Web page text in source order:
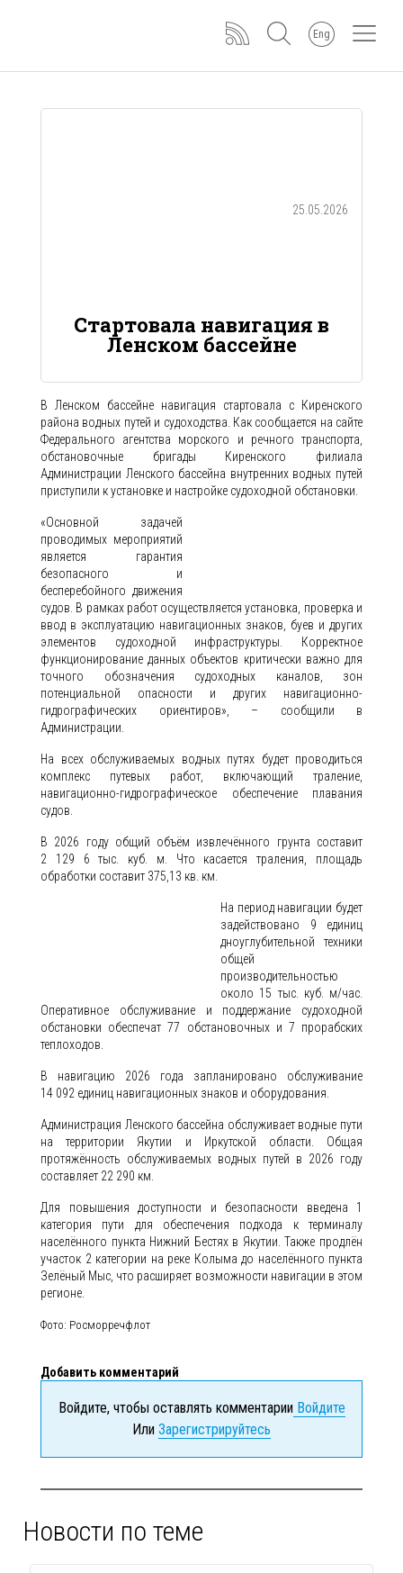
Eng
25.05.2026
Стартовала навигация в
Ленском бассейне
В Ленском бассейне навигация стартовала с Киренского
района водных путей и судоходства. Как сообщается на сайте
Федерального агентства морского и речного транспорта,
обстановочные бригады Киренского филиала
Администрации Ленского бассейна внутренних водных путей
приступили к установке и настройке судоходной обстановки.
«Основной задачей
проводимых мероприятий
является гарантия
безопасного и
бесперебойного движения
судов. В рамках работ осуществляется установка, проверка и
ввод в эксплуатацию навигационных знаков, буев и других
элементов судоходной инфраструктуры. Корректное
функционирование данных объектов критически важно для
точного обозначения судоходных каналов, зон
потенциальной опасности и других навигационно-
гидрографических ориентиров», – сообщили в
Администрации.
На всех обслуживаемых водных путях будет проводиться
комплекс путевых работ, включающий траление,
навигационно-гидрографическое обеспечение плавания
судов.
В 2026 году общий объём извлечённого грунта составит
2 129 6 тыс. куб. м. Что касается траления, площадь
обработки составит 375,13 кв. км.
На период навигации будет
задействовано 9 единиц
дноуглубительной техники
общей
производительностью
около 15 тыс. куб. м/час.
Оперативное обслуживание и поддержание судоходной
обстановки обеспечат 77 обстановочных и 7 прорабских
теплоходов.
В навигацию 2026 года запланировано обслуживание
14 092 единиц навигационных знаков и оборудования.
Администрация Ленского бассейна обслуживает водные пути
на территории Якутии и Иркутской области. Общая
протяжённость обслуживаемых водных путей в 2026 году
составляет 22 290 км.
Для повышения доступности и безопасности введена 1
категория пути для обеспечения подхода к терминалу
населённого пункта Нижний Бестях в Якутии. Также продлён
участок 2 категории на реке Колыма до населённого пункта
Зелёный Мыс, что расширяет возможности навигации в этом
регионе.
Фото: Росморречфлот
Добавить комментарий
Войдите, чтобы оставлять комментарииВойдите
Или Зарегистрируйтесь
Новости по теме